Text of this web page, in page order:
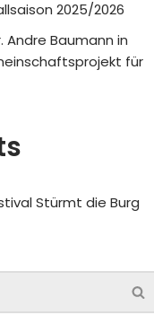
2025/2026
Baumann in
für
Stürmt die Burg